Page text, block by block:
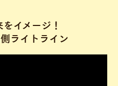
イメージ！
ライトライン